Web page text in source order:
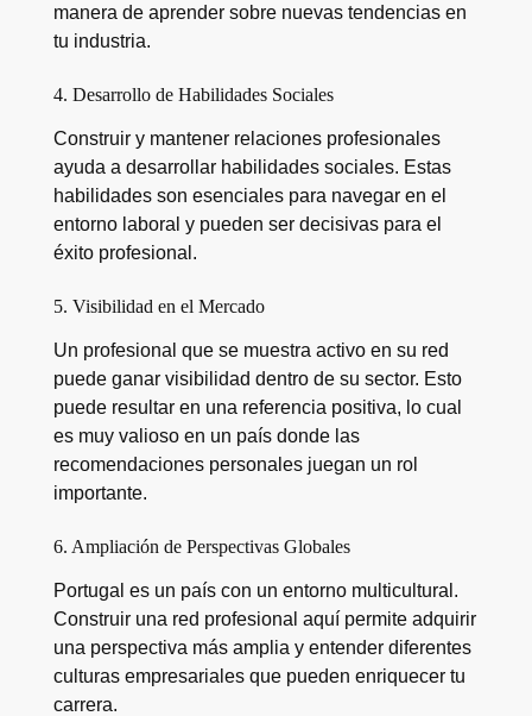
manera de aprender sobre nuevas tendencias en
tu industria.
4. Desarrollo de Habilidades Sociales
Construir y mantener relaciones profesionales
ayuda a desarrollar habilidades sociales. Estas
habilidades son esenciales para navegar en el
entorno laboral y pueden ser decisivas para el
éxito profesional.
5. Visibilidad en el Mercado
Un profesional que se muestra activo en su red
puede ganar visibilidad dentro de su sector. Esto
puede resultar en una referencia positiva, lo cual
es muy valioso en un país donde las
recomendaciones personales juegan un rol
importante.
6. Ampliación de Perspectivas Globales
Portugal es un país con un entorno multicultural.
Construir una red profesional aquí permite adquirir
una perspectiva más amplia y entender diferentes
culturas empresariales que pueden enriquecer tu
carrera.